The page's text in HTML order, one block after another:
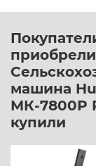
приобрели
машина
МК-7800P
купили